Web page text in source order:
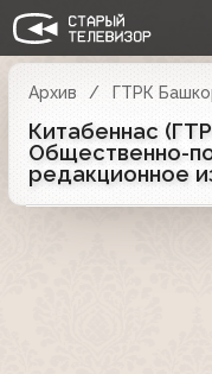
Архив ГТРК
Китабеннас
Общественно-
редакционное